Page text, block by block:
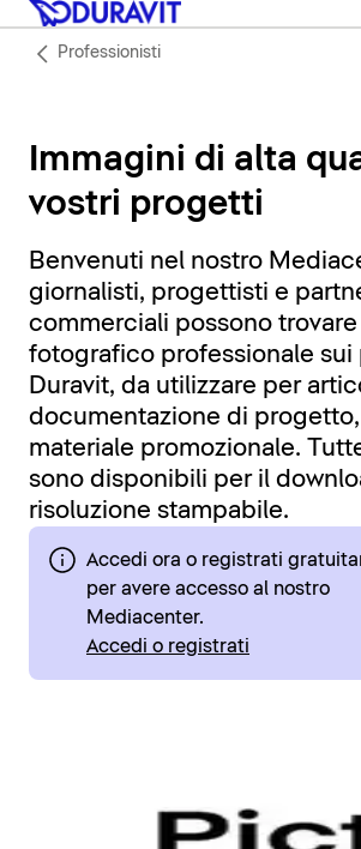
Professionisti
Immagini di alta
vostri progetti
Benvenuti nel nostro
giornalisti, progettisti e
commerciali possono
fotografico professionale sui
Duravit, da utilizzare per
documentazione di
materiale promozionale.
sono disponibili per il
risoluzione stampabile.
Accedi ora o registrati
per avere accesso al nostro
Mediacenter.
Accedi o registrati